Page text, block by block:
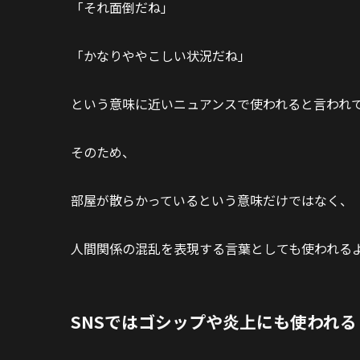
「それ面倒だね」
「かなりややこしい状況だね」
という意味に近いニュアンスで使われると言われ
そのため、
部屋が散らかっているという意味だけではなく、
人間関係の混乱を表現する言葉としても使われる
SNSではゴシップや炎上にも使われる